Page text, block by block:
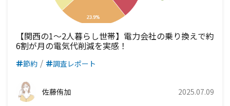
九州電力エリア
四国電力エリア
九州電力エリア
中国電力エリア
四国電力エリア
関西電力エリア
中国電力エリア
九州電力エリア
中部電力エリア
関西電力エリア
四国電力エリア
【関西の1～2人暮らし世帯】電力会社の乗り換えで約
6割が月の電気代削減を実感！
節約 調査レポート
佐藤侑加 2025.07.09